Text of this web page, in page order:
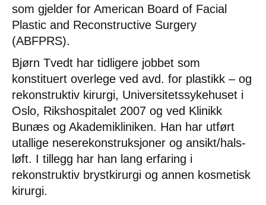
som gjelder for American Board of Facial
Plastic and Reconstructive Surgery
(ABFPRS).
Bjørn Tvedt har tidligere jobbet som
konstituert overlege ved avd. for plastikk – og
rekonstruktiv kirurgi, Universitetssykehuset i
Oslo, Rikshospitalet 2007 og ved Klinikk
Bunæs og Akademikliniken. Han har utført
utallige neserekonstruksjoner og ansikt/hals-
løft. I tillegg har han lang erfaring i
rekonstruktiv brystkirurgi og annen kosmetisk
kirurgi.